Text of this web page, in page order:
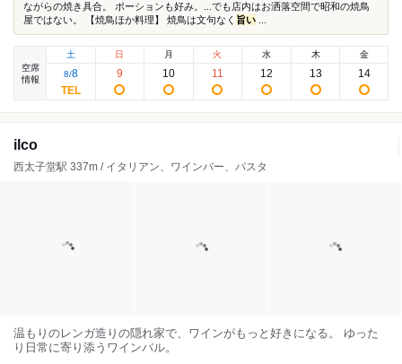
ながらの焼き具合。 ポーションも好み。...でも店内はお洒落空間で昭和の焼鳥
屋ではない。 【焼鳥ほか料理】 焼鳥は文句なく 旨い
空席
情報
土
8/8
日
9
月
10
火
11
水
12
木
13
金
14
ilco
西太子堂駅 337m / イタリアン、ワインバー、パスタ
温もりのレンガ造りの隠れ家で、ワインがもっと好きになる。 ゆった
り日常に寄り添うワインバル。